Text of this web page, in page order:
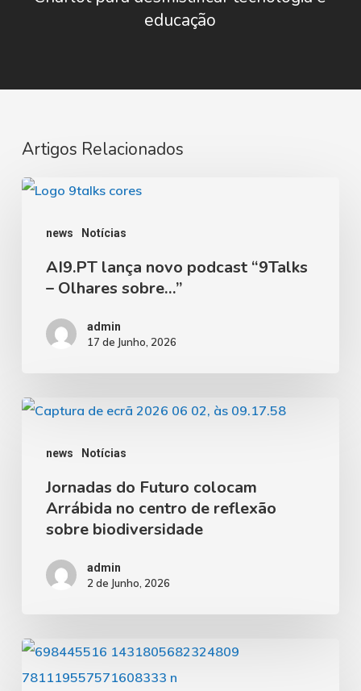
educação
Artigos Relacionados
news Notícias
AI9.PT
novo
podcast
“9Talks
Olhares
sobre…”
AI9.PT lança novo podcast “9Talks
– Olhares sobre…”
admin
17 de Junho, 2026
news Notícias
Jornadas
Futuro
colocam
Arrábida
centro
reflexão
sobre
Jornadas do Futuro colocam
Arrábida no centro de reflexão
sobre biodiversidade
admin
2 de Junho, 2026
AI9.PT
participa